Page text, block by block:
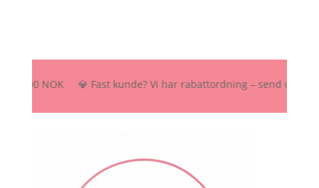
NOK 💎 Fast kunde? Vi har rabattordning – send oss